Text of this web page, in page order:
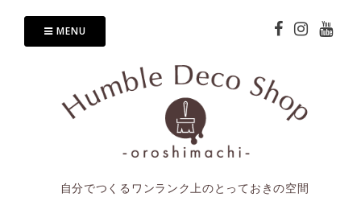
content
自分でつくるワンランク上のとっておきの空間
MENU